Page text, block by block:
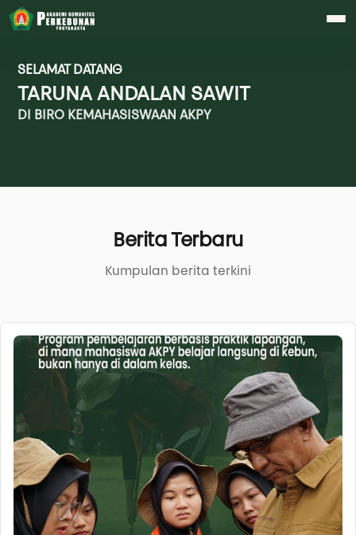
SELAMAT DATANG
TARUNA ANDALAN SAWIT
DI BIRO KEMAHASISWAAN AKPY
Berita Terbaru
Kumpulan berita terkini